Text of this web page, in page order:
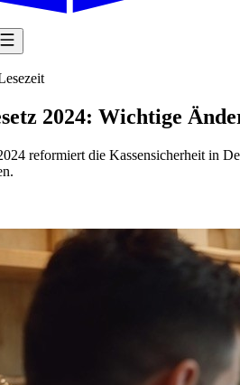
2024: Wichtige
reformiert die Kassensicherheit in